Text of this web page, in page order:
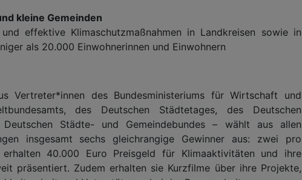
kleine Gemeinden
effektive Klimaschutzmaßnahmen in Landkreisen sowie in
als 20.000 Einwohnerinnen und Einwohnern
Vertreter*innen des Bundesministeriums für Wirtschaft und
des Deutschen Städtetages, des Deutschen
Städte- und Gemeindebundes – wählt aus allen
insgesamt sechs gleichrangige Gewinner aus: zwei pro
erhalten 40.000 Euro Preisgeld für Klimaaktivitäten und ihre
präsentiert. Zudem erhalten sie Kurzfilme über ihre Projekte,